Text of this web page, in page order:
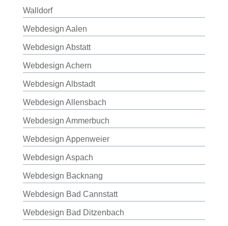
Walldorf
Webdesign Aalen
Webdesign Abstatt
Webdesign Achern
Webdesign Albstadt
Webdesign Allensbach
Webdesign Ammerbuch
Webdesign Appenweier
Webdesign Aspach
Webdesign Backnang
Webdesign Bad Cannstatt
Webdesign Bad Ditzenbach